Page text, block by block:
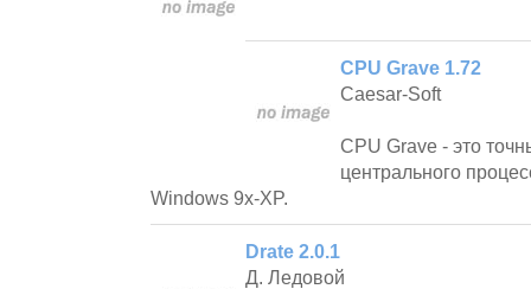
CPU Grave 1.72
Caesar-Soft
CPU Grave - это
центрального
Windows 9x-XP.
Drate 2.0.1
Д. Ледовой